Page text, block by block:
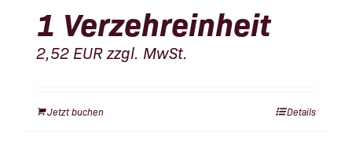
1 Verzehreinheit
2,52 EURzzgl. MwSt.
Jetzt buchen Details